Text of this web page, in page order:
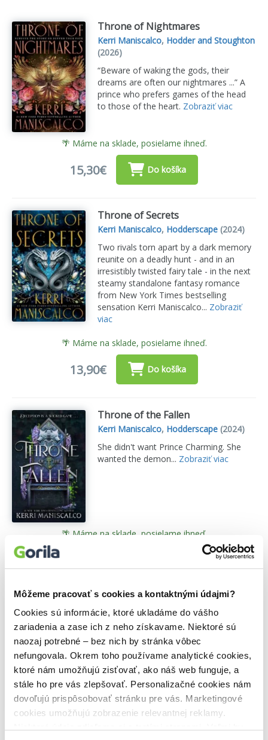
Môžeme pracovať s cookies a kontaktnými údajmi?
Cookies sú informácie, ktoré ukladáme do vášho
zariadenia a zase ich z neho získavame. Niektoré sú
naozaj potrebné – bez nich by stránka vôbec
nefungovala. Okrem toho používame analytické cookies,
ktoré nám umožňujú zisťovať, ako náš web funguje, a
stále ho pre vás zlepšovať. Personalizačné cookies nám
dovoľujú prispôsobovať stránku pre vás. Marketingové
cookies umožňujú zobrazenie relevantnej reklamy.
Throne of Nightmares
Kerri Maniscalco, Hodder and Stoughton
(2026)
“Beware of waking the gods, their
dreams are often our nightmares ...” A
prince who prefers games of the head
to those of the heart. Zobraziť viac
🌴 Máme na sklade, posielame ihneď.
15,30€ Do košíka
Throne of Secrets
Kerri Maniscalco, Hodderscape(2024)
Two rivals torn apart by a dark memory
reunite on a deadly hunt - and in an
irresistibly twisted fairy tale - in the next
steamy standalone fantasy romance
from New York Times bestselling
sensation Kerri Maniscalco... Zobraziť
viac
🌴 Máme na sklade, posielame ihneď.
13,90€ Do košíka
Throne of the Fallen
Kerri Maniscalco, Hodderscape(2024)
She didn't want Prince Charming. She
wanted the demon... Zobraziť viac
🌴 Máme na sklade, posielame ihneď.
(bazár kníh)
Kerri Maniscalco,Hodderscape(2024)
Two rivals torn apart by a dark memory
reunite on a deadly hunt - and in an
irresistibly twisted fairy tale - in the next
steamy standalone fantasy romance
from New York Times bestselling
sensation Kerri Maniscalco...
Zobraziť
viac